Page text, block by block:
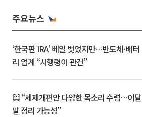
주요뉴스
‘한국판 IRA’ 베일 벗었지만…반도체·배터
리 업계 “시행령이 관건”
與 “세제개편안 다양한 목소리 수렴…이달
말 정리 가능성”